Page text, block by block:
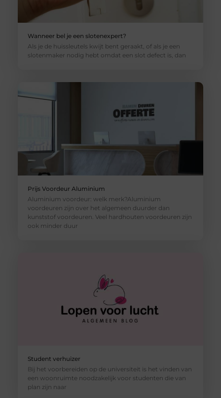
Wanneer bel je een slotenexpert?
Als je de huissleutels kwijt bent geraakt, of als je een
slotenmaker nodig hebt omdat een slot defect is, dan
Prijs Voordeur Aluminium
Aluminium voordeur: welk merk?Aluminium
voordeuren zijn over het algemeen duurder dan
kunststof voordeuren. Veel hardhouten voordeuren zijn
ook minder duur
Student verhuizer
Bij het voorbereiden op de universiteit is het vinden van
een woonruimte noodzakelijk voor studenten die van
plan zijn naar